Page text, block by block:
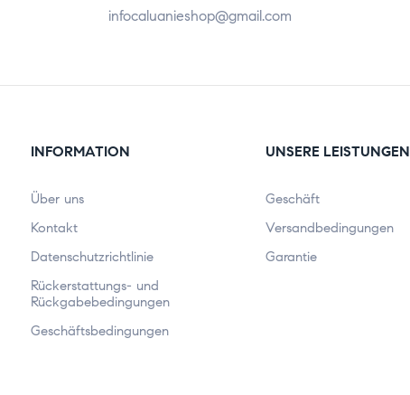
infocaluanieshop@gmail.com
INFORMATION
Über uns
Kontakt
Datenschutzrichtlinie
Rückerstattungs- und
Rückgabebedingungen
Geschäftsbedingungen
UNSERE LEISTUNGEN
Geschäft
Versandbedingungen
Garantie